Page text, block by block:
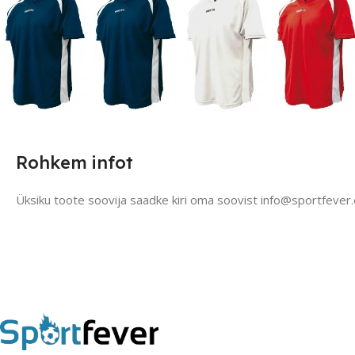
Rohkem infot
Üksiku toote soovija saadke kiri oma soovist